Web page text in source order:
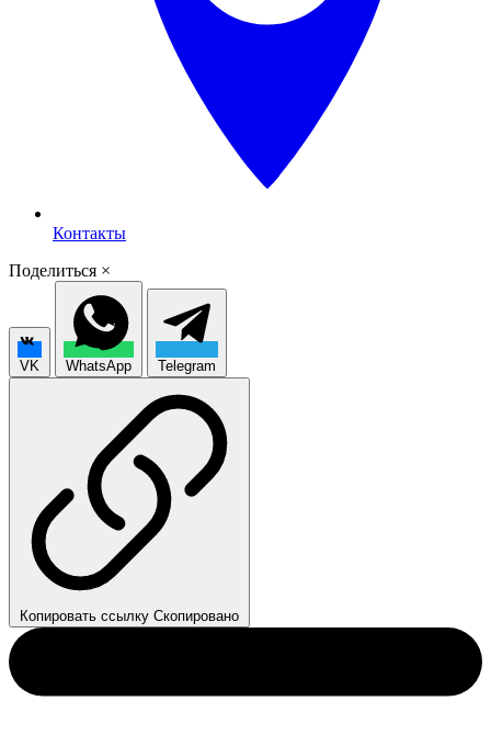
Контакты
Поделиться ×
VK WhatsApp Telegram
Копировать ссылку Скопировано